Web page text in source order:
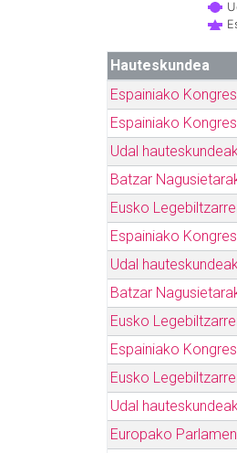
Hauteskundea
Espainiako
Espainiako
Udal
Batzar
Eusko
Espainiako
Udal
Batzar
Eusko
Espainiako
Eusko
Udal
Europako